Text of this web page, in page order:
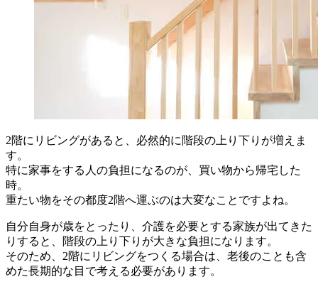
2階にリビングがあると、必然的に階段の上り下りが増えま
す。
特に家事をする人の負担になるのが、買い物から帰宅した
時。
重たい物をその都度2階へ運ぶのは大変なことですよね。
自分自身が歳をとったり、介護を必要とする家族が出てきた
りすると、階段の上り下りが大きな負担になります。
そのため、2階にリビングをつくる場合は、老後のことも含
めた長期的な目で考える必要があります。